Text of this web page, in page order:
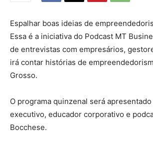
Espalhar boas ideias de
Essa é a iniciativa do Podcast MT
de entrevistas com empresários,
irá contar histórias de
Grosso.
O programa quinzenal será
executivo, educador corporativo e
Bocchese.